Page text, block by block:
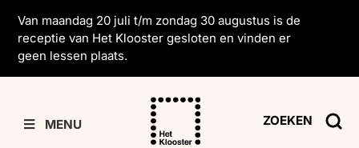
Van maandag 20 juli t/m zondag 30 augustus is de
receptie van Het Klooster gesloten en vinden er
geen lessen plaats.
MENU ZOEKEN